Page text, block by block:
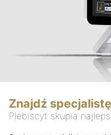
Znajdź specjalistę
Plebiscyt skupia